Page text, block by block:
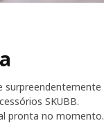
surpreendentemente
SKUBB.
pronta no momento.